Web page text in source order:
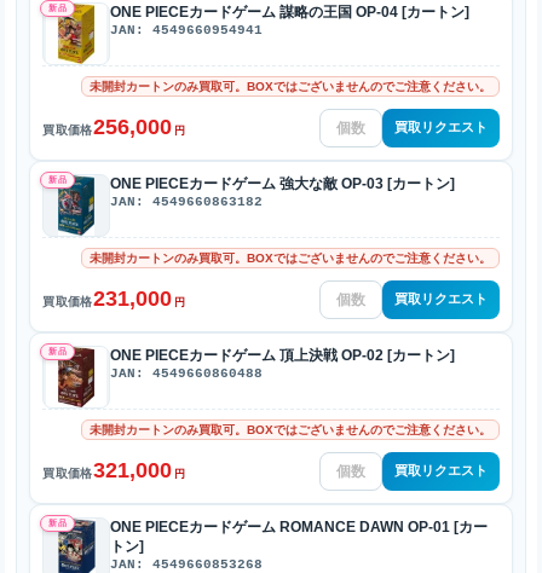
新品 ONE PIECEカードゲーム 謀略の王国 OP-04 [カートン]
JAN: 4549660954941
未開封カートンのみ買取可。BOXではございませんのでご注意ください。
買取価格256,000 円 買取リクエスト
新品 ONE PIECEカードゲーム 強大な敵 OP-03 [カートン]
JAN: 4549660863182
未開封カートンのみ買取可。BOXではございませんのでご注意ください。
買取価格231,000 円 買取リクエスト
新品 ONE PIECEカードゲーム 頂上決戦 OP-02 [カートン]
JAN: 4549660860488
未開封カートンのみ買取可。BOXではございませんのでご注意ください。
買取価格321,000 円 買取リクエスト
新品
ONE PIECEカードゲーム ROMANCE DAWN OP-01 [カー
トン]
JAN: 4549660853268